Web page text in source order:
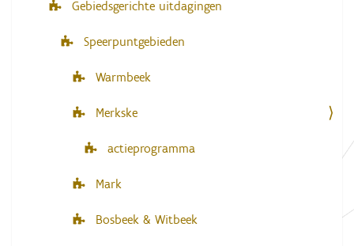
Gebiedsgerichte uitdagingen
Speerpuntgebieden
Warmbeek
Merkske
actieprogramma
Mark
Bosbeek & Witbeek